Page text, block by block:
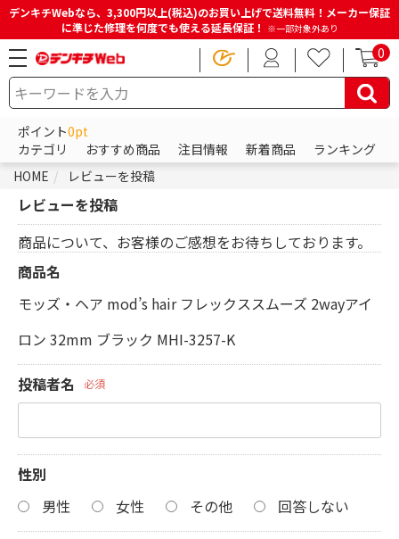
デンキチWebなら、3,300円以上(税込)のお買い上げで送料無料！メーカー保証
に準じた修理を何度でも使える延長保証！ ※一部対象外あり
0
ポイント0pt
カテゴリ
おすすめ商品 注目情報 新着商品
ランキング
HOME
レビューを投稿
レビューを投稿
商品について、お客様のご感想をお待ちしております。
商品名
モッズ・ヘア mod’s hair フレックススムーズ 2wayアイ
ロン 32mm ブラック MHI-3257-K
投稿者名 必須
性別
男性
女性 その他 回答しない